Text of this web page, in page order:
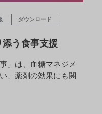
ダウンロード
う食事支援
」は、血糖マネジメ
、薬剤の効果にも関